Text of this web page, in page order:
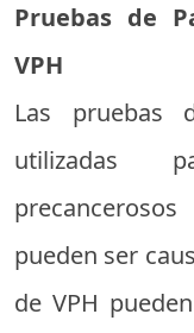
Pruebas de
VPH
Las pruebas
utilizadas
pueden ser
de VPH